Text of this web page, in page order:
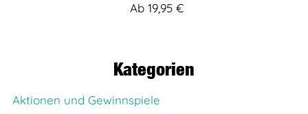
Ab 19,95 €
Kategorien
Aktionen und Gewinnspiele